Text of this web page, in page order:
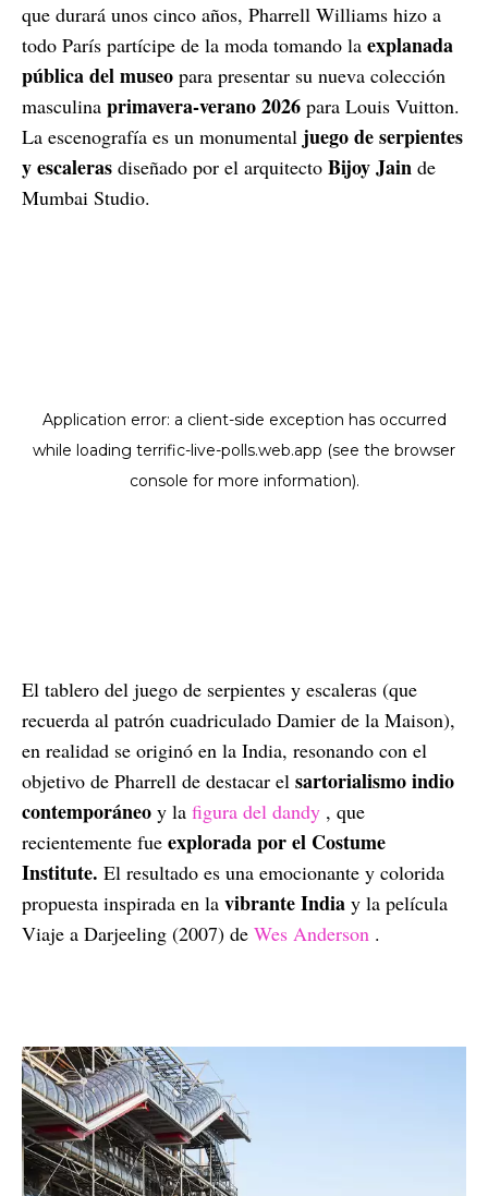
que durará unos cinco años, Pharrell Williams hizo a
todo París partícipe de la moda tomando la explanada
pública del museo para presentar su nueva colección
masculina primavera-verano 2026 para Louis Vuitton.
La escenografía es un monumental juego de serpientes
y escaleras diseñado por el arquitecto Bijoy Jain de
Mumbai Studio.
El tablero del juego de serpientes y escaleras (que
recuerda al patrón cuadriculado Damier de la Maison),
en realidad se originó en la India, resonando con el
objetivo de Pharrell de destacar el sartorialismo indio
contemporáneo y la figura del dandy , que
recientemente fue explorada por el Costume
Institute. El resultado es una emocionante y colorida
propuesta inspirada en la vibrante India y la película
Viaje a Darjeeling (2007) de Wes Anderson .